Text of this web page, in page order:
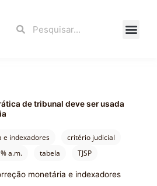
Search
de tribunal deve ser usada
e indexadores
critério judicial
a.m. tabela TJSP
monetária e indexadores